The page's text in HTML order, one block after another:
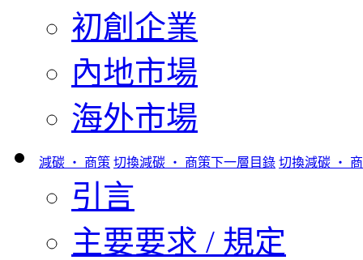
初創企業
內地市場
海外市場
減碳 ‧ 商策 切換減碳 ‧ 商策下一層目錄 切換減碳 ‧
引言
主要要求 / 規定